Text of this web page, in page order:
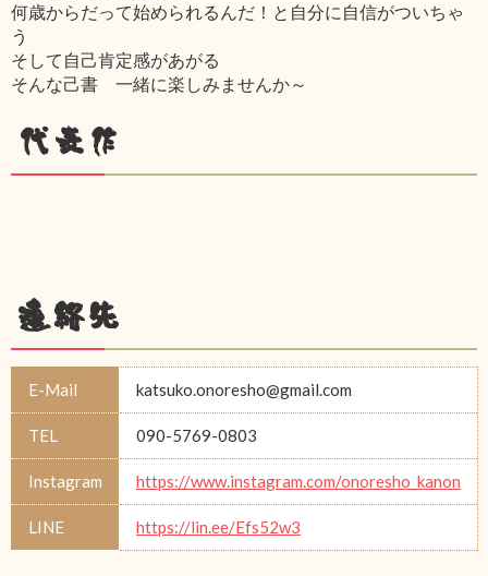
何歳からだって始められるんだ！と自分に自信がついちゃ
う
そして自己肯定感があがる
そんな己書 一緒に楽しみませんか～
代表作
連絡先
E-Mail katsuko.onoresho@gmail.com
TEL 090-5769-0803
Instagram https://www.instagram.com/onoresho_kanon
LINE https://lin.ee/Efs52w3